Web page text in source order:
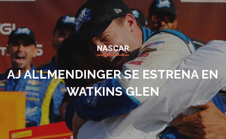
NASCAR
AJ ALLMENDINGER SE ESTRENA EN
WATKINS GLEN